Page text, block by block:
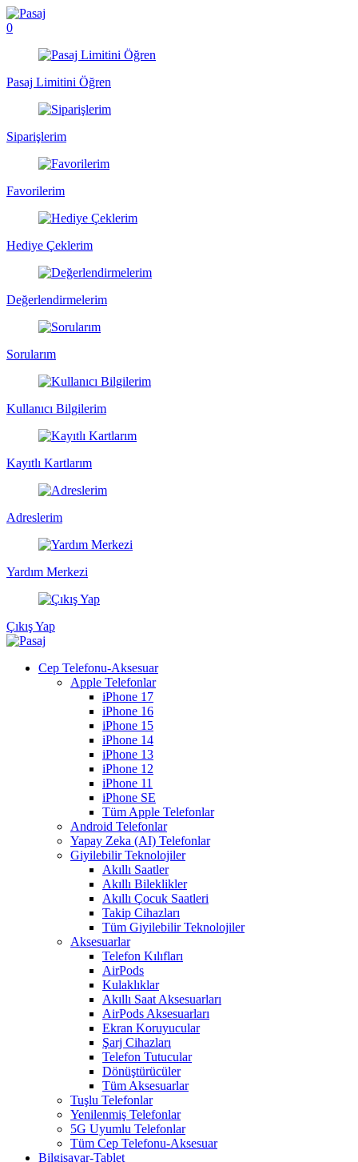
0
Pasaj Limitini Öğren
Siparişlerim
Favorilerim
Hediye Çeklerim
Değerlendirmelerim
Sorularım
Kullanıcı Bilgilerim
Kayıtlı Kartlarım
Adreslerim
Yardım Merkezi
Çıkış Yap
Cep Telefonu-Aksesuar
Apple Telefonlar
iPhone 17
iPhone 16
iPhone 15
iPhone 14
iPhone 13
iPhone 12
iPhone 11
iPhone SE
Tüm Apple Telefonlar
Android Telefonlar
Yapay Zeka (AI) Telefonlar
Giyilebilir Teknolojiler
Akıllı Saatler
Akıllı Bileklikler
Akıllı Çocuk Saatleri
Takip Cihazları
Tüm Giyilebilir Teknolojiler
Aksesuarlar
Telefon Kılıfları
AirPods
Kulaklıklar
Akıllı Saat Aksesuarları
AirPods Aksesuarları
Ekran Koruyucular
Şarj Cihazları
Telefon Tutucular
Dönüştürücüler
Tüm Aksesuarlar
Tuşlu Telefonlar
Yenilenmiş Telefonlar
5G Uyumlu Telefonlar
Tüm Cep Telefonu-Aksesuar
Bilgisayar-Tablet